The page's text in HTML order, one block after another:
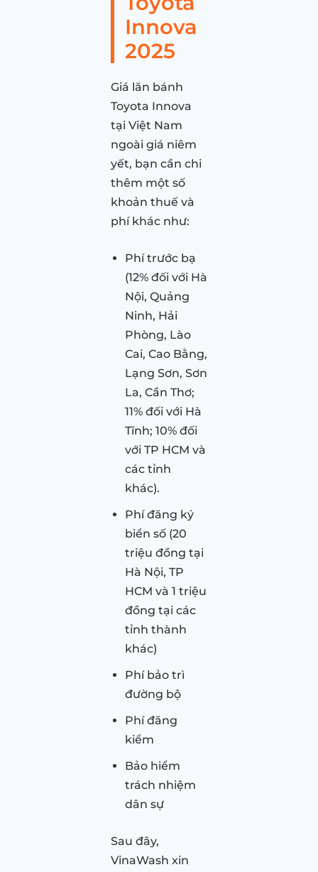
Innova
2025
Giá lăn bánh
Toyota Innova
tại Việt Nam
ngoài giá niêm
yết, bạn cần chi
thêm một số
khoản thuế và
phí khác như:
Phí trước bạ
(12% đối với Hà
Nội, Quảng
Ninh, Hải
Phòng, Lào
Cai, Cao Bằng,
Lạng Sơn, Sơn
La, Cần Thơ;
11% đối với Hà
Tĩnh; 10% đối
với TP HCM và
các tỉnh
khác).
Phí đăng ký
biển số (20
triệu đồng tại
Hà Nội, TP
HCM và 1 triệu
đồng tại các
tỉnh thành
khác)
Phí bảo trì
đường bộ
Phí đăng
kiểm
Bảo hiểm
trách nhiệm
dân sự
Sau đây,
VinaWash xin